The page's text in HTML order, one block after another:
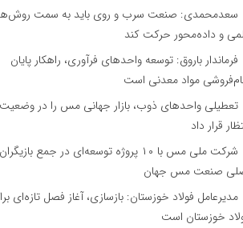
سعدمحمدی: صنعت سرب و روی باید به سمت
و داده‌محور حرکت کند
فرماندار باروق: توسعه واحدهای فرآوری، راهکار پایان
مواد معدنی است
تعطیلی واحدهای ذوب، بازار جهانی مس را در وضعیت
قرار داد
شرکت ملی مس با ۱۰ پروژه توسعه‌ای در جمع بازیگران
صنعت مس جهان
مدیرعامل فولاد خوزستان: بازسازی، آغاز فصل تازه‌ای
خوزستان است